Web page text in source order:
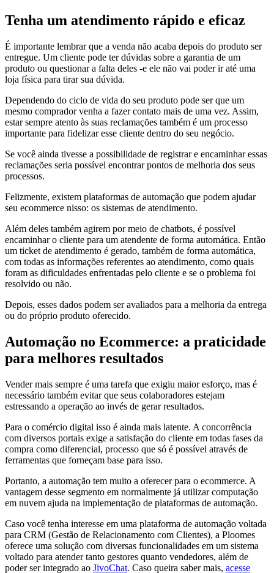
Tenha um atendimento rápido e eficaz
É importante lembrar que a venda não acaba depois do produto ser
entregue. Um cliente pode ter dúvidas sobre a garantia de um
produto ou questionar a falta deles -e ele não vai poder ir até uma
loja física para tirar sua dúvida.
Dependendo do ciclo de vida do seu produto pode ser que um
mesmo comprador venha a fazer contato mais de uma vez. Assim,
estar sempre atento às suas reclamações também é um processo
importante para fidelizar esse cliente dentro do seu negócio.
Se você ainda tivesse a possibilidade de registrar e encaminhar essas
reclamações seria possível encontrar pontos de melhoria dos seus
processos.
Felizmente, existem plataformas de automação que podem ajudar
seu ecommerce nisso: os sistemas de atendimento.
Além deles também agirem por meio de chatbots, é possível
encaminhar o cliente para um atendente de forma automática. Então
um ticket de atendimento é gerado, também de forma automática,
com todas as informações referentes ao atendimento, como quais
foram as dificuldades enfrentadas pelo cliente e se o problema foi
resolvido ou não.
Depois, esses dados podem ser avaliados para a melhoria da entrega
ou do próprio produto oferecido.
Automação no Ecommerce: a praticidade
para melhores resultados
Vender mais sempre é uma tarefa que exigiu maior esforço, mas é
necessário também evitar que seus colaboradores estejam
estressando a operação ao invés de gerar resultados.
Para o comércio digital isso é ainda mais latente. A concorrência
com diversos portais exige a satisfação do cliente em todas fases da
compra como diferencial, processo que só é possível através de
ferramentas que forneçam base para isso.
Portanto, a automação tem muito a oferecer para o ecommerce. A
vantagem desse segmento em normalmente já utilizar computação
em nuvem ajuda na implementação de plataformas de automação.
Caso você tenha interesse em uma plataforma de automação voltada
para CRM (Gestão de Relacionamento com Clientes), a Ploomes
oferece uma solução com diversas funcionalidades em um sistema
voltado para atender tanto gestores quanto vendedores, além de
poder ser integrado ao JivoChat. Caso queira saber mais, acesse